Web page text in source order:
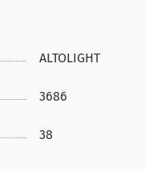
ALTOLIGHT
3686
38